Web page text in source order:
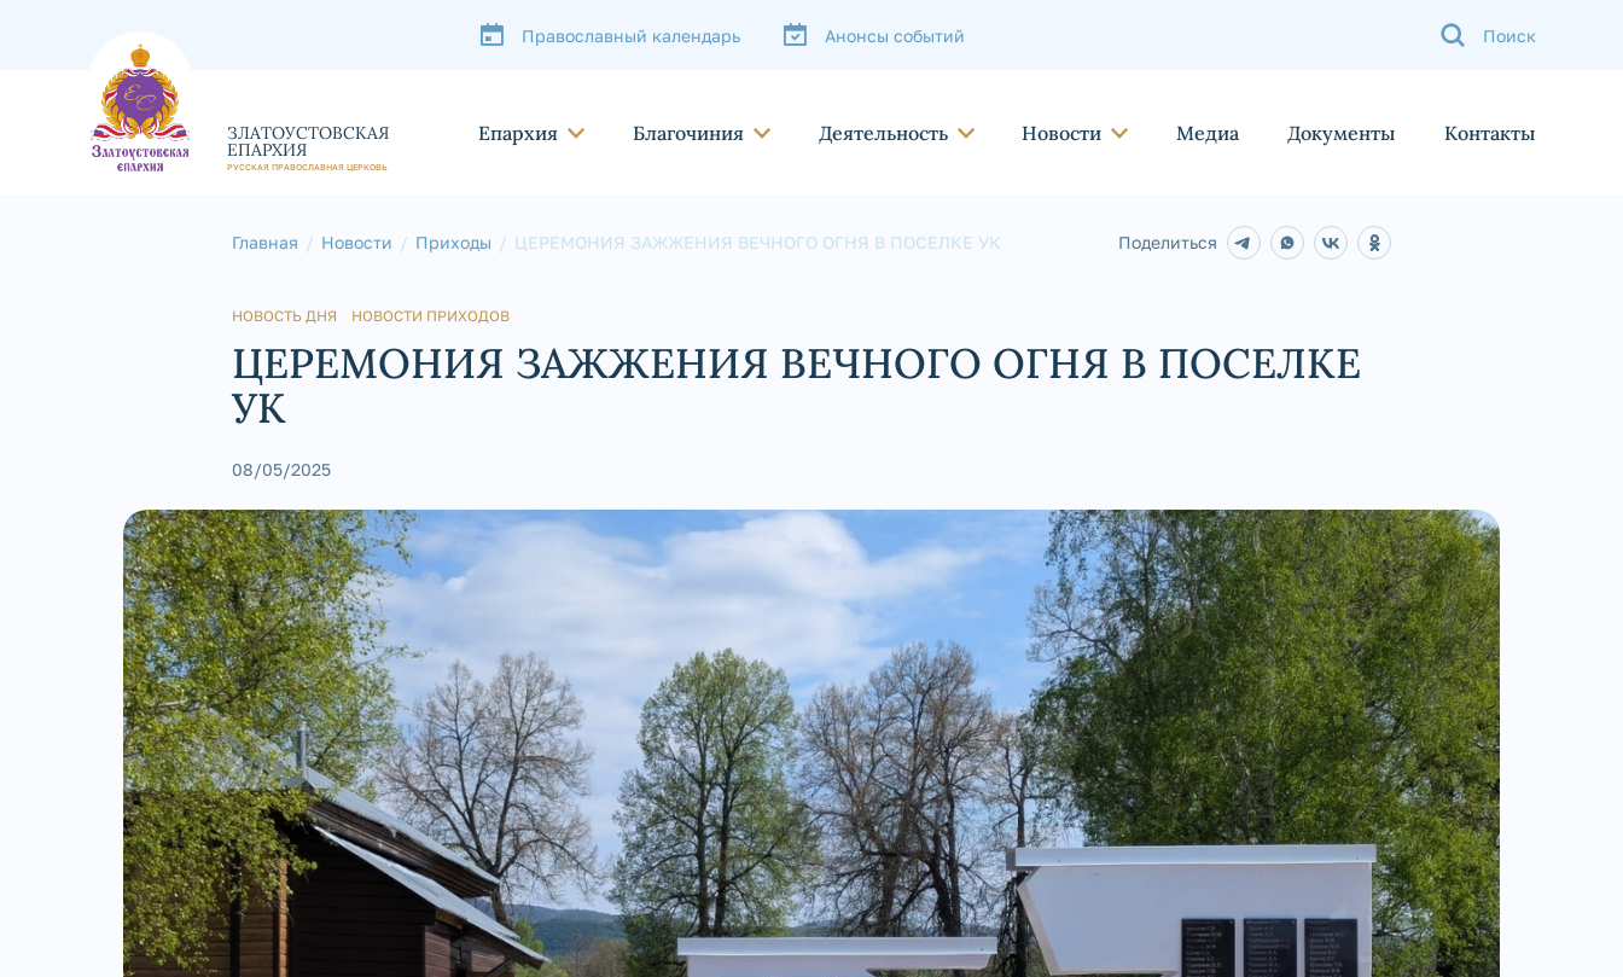
Православный календарь Анонсы событий
ЗЛАТОУСТОВСКАЯ
ЕПАРХИЯ
РУССКАЯ ПРАВОСЛАВНАЯ ЦЕРКОВЬ
Епархия Благочиния Деятельность Новости Медиа Документы Контакты
Главная Новости Приходы ЦЕРЕМОНИЯ ЗАЖЖЕНИЯ ВЕЧНОГО ОГНЯ В ПОСЕЛКЕ УК Поделиться
НОВОСТЬ ДНЯ НОВОСТИ ПРИХОДОВ
ЦЕРЕМОНИЯ ЗАЖЖЕНИЯ ВЕЧНОГО ОГНЯ В ПОСЕЛКЕ
УК
08/05/2025